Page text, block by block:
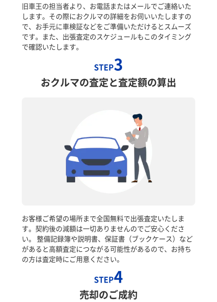
旧車王の担当者より、お電話またはメールでご連絡いた
します。その際におクルマの詳細をお伺いいたしますの
で、お手元に車検証などをご準備いただけるとスムーズ
です。また、出張査定のスケジュールもこのタイミング
で確認いたします。
STEP3
おクルマの査定と査定額の算出
お客様ご希望の場所まで全国無料で出張査定いたしま
す。契約後の減額は一切ありませんのでご安心くださ
い。 整備記録簿や説明書、保証書（ブックケース）など
があると高額査定につながる可能性があるので、お持ち
の方は査定時にご用意ください。
STEP4
売却のご成約